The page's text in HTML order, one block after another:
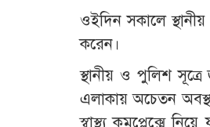
ওইদিন সকালে
করেন।
স্থানীয় ও পুলিশ
এলাকায় অচেতন
স্বাস্থ্য কমপ্লেক্সে